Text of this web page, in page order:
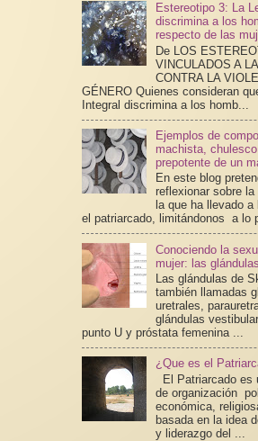
Estereotipo 3: La
discrimina a los
respecto de las
De LOS
VINCULADOS A
CONTRA LA
GÉNERO Quienes consideran
Integral discrimina a los homb...
Ejemplos de
machista,
prepotente de un
En este blog
reflexionar sobre
la que ha llevado a
el patriarcado, limitándonos a lo
Conociendo la
mujer: las
Las glándulas de
también llamadas
uretrales,
glándulas
punto U y próstata femenina ...
¿Que es el
El Patriarcado es
de organización
económica,
basada en la idea
y liderazgo del ...